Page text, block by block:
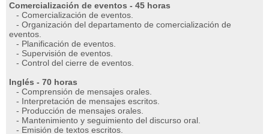
Comercialización de eventos - 45 horas
- Comercialización de eventos.
- Organización del departamento de comercialización de
eventos.
- Planificación de eventos.
- Supervisión de eventos.
- Control del cierre de eventos.
Inglés - 70 horas
- Comprensión de mensajes orales.
- Interpretación de mensajes escritos.
- Producción de mensajes orales.
- Mantenimiento y seguimiento del discurso oral.
- Emisión de textos escritos.